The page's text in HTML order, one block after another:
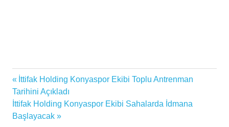
Ferhat
İttifak
Holding
Konyaspor
Yazı
gezinmesi
Previous
Post:
İttifak Holding Konyaspor Ekibi Toplu Antrenman
Tarihini Açıkladı
Next
Post:
İttifak Holding Konyaspor Ekibi Sahalarda İdmana
Başlayacak